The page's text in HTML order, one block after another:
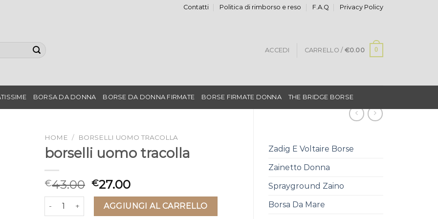
Contatti Politica di rimborso e reso F.A.Q Privacy Policy
ACCEDI CARRELLO / €0.00 0
BORSA DA DONNA BORSE DA DONNA FIRMATE BORSE FIRMATE DONNA THE BRIDGE BORSE
Zadig E Voltaire Borse
Zainetto Donna
Sprayground Zaino
Borsa Da Mare
HOME / BORSELLI UOMO TRACOLLA
borselli uomo tracolla
€43.00 €27.00
borselli uomo tracolla quantitàAGGIUNGI AL CARRELLO